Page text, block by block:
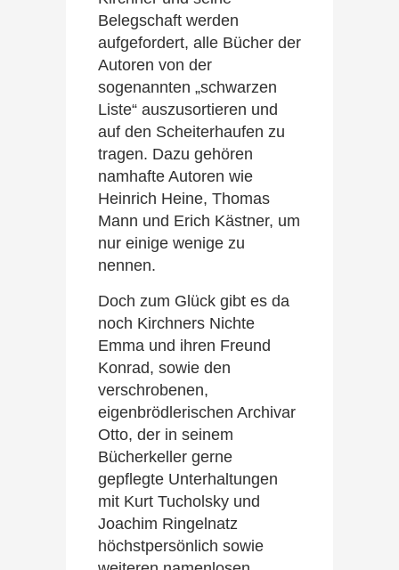
Belegschaft werden
aufgefordert, alle Bücher der
Autoren von der
sogenannten „schwarzen
Liste“ auszusortieren und
auf den Scheiterhaufen zu
tragen. Dazu gehören
namhafte Autoren wie
Heinrich Heine, Thomas
Mann und Erich Kästner, um
nur einige wenige zu
nennen.
Doch zum Glück gibt es da
noch Kirchners Nichte
Emma und ihren Freund
Konrad, sowie den
verschrobenen,
eigenbrödlerischen Archivar
Otto, der in seinem
Bücherkeller gerne
gepflegte Unterhaltungen
mit Kurt Tucholsky und
Joachim Ringelnatz
höchstpersönlich sowie